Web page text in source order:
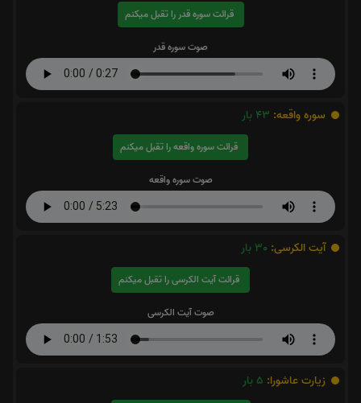
قرائت سوره قدر را تقبل میکنم
صوت سوره قدر
سوره واقعه: 43 بار
قرائت سوره واقعه را تقبل میکنم
صوت سوره واقعه
آیت الکرسی: 30 بار
قرائت آیت الکرسی را تقبل میکنم
صوت آیت الکرسی
زیارت عاشورا: 5 بار